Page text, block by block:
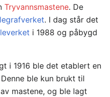
Tryvannsmastene. De
. I dag står det
i 1988 og påbygd
i 1916 ble det etablert en
ble kun brukt til
mastene, og ble lagt